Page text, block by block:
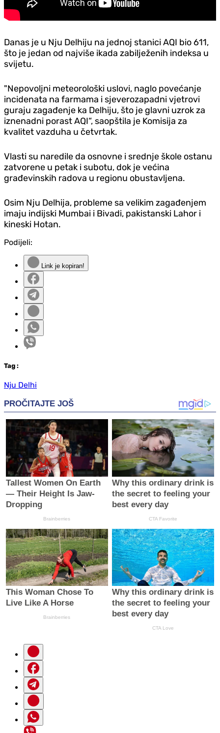
Danas je u Nju Delhiju na jednoj stanici AQI bio 611,
što je jedan od najviše ikada zabilježenih indeksa u
svijetu.
"Nepovoljni meteorološki uslovi, naglo povećanje
incidenata na farmama i sjeverozapadni vjetrovi
guraju zagađenje ka Delhiju, što je glavni uzrok za
iznenadni porast AQI“, saopštila je Komisija za
kvalitet vazduha u četvrtak.
Vlasti su naredile da osnovne i srednje škole ostanu
zatvorene u petak i subotu, dok je većina
građevinskih radova u regionu obustavljena.
Osim Nju Delhija, probleme sa velikim zagađenjem
imaju indijski Mumbai i Bivadi, pakistanski Lahor i
kineski Hotan.
Podijeli:
Link je kopiran!
Tag :
Nju Delhi